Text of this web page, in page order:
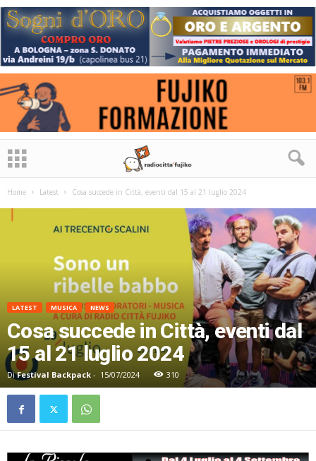
Home Latest Cosa succede in Città, eventi dal 15 al 21 luglio 2024
LATEST MUSICA NEWS
Cosa succede in Città, eventi dal
15 al 21 luglio 2024
Di Festival Backpack - 15/07/2024 310